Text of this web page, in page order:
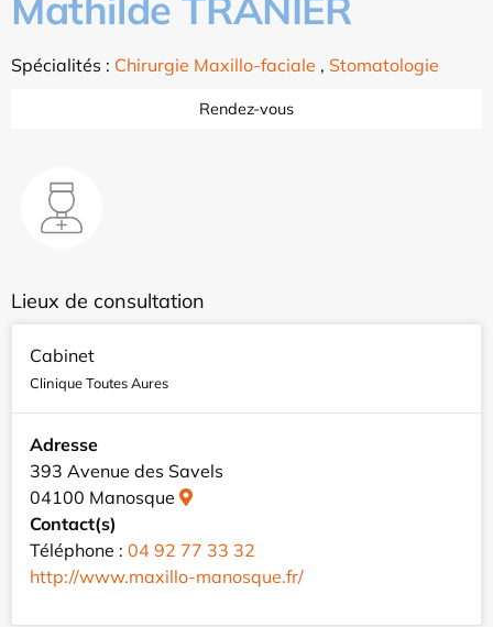
Spécialités : Chirurgie Maxillo-faciale , Stomatologie
Rendez-vous
Lieux de consultation
Cabinet
Clinique Toutes Aures
Adresse
393 Avenue des Savels
04100 Manosque
Contact(s)
Téléphone : 04 92 77 33 32
http://www.maxillo-manosque.fr/